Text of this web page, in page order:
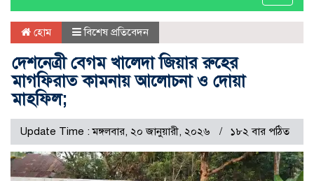
হোম বিশেষ প্রতিবেদন
দেশনেত্রী বেগম খালেদা জিয়ার রুহের
মাগফিরাত কামনায় আলোচনা ও দোয়া
মাহফিল;
Update Time : মঙ্গলবার, ২০ জানুয়ারী, ২০২৬ ১৮২ বার পঠিত